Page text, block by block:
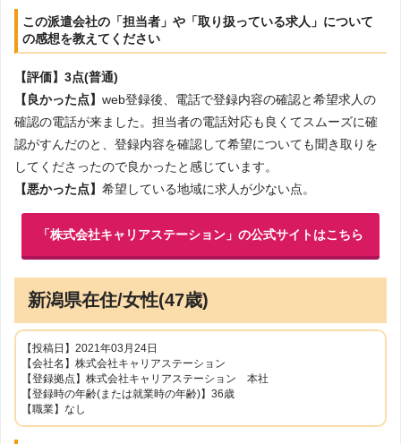
この派遣会社の「担当者」や「取り扱っている求人」について
の感想を教えてください
【評価】3点(普通)
【良かった点】 web登録後、電話で登録内容の確認と希望求人の
確認の電話が来ました。担当者の電話対応も良くてスムーズに確
認がすんだのと、登録内容を確認して希望についても聞き取りを
してくださったので良かったと感じています。
【悪かった点】 希望している地域に求人が少ない点。
「株式会社キャリアステーション」の公式サイトはこちら
新潟県在住/女性(47歳)
【投稿日】2021年03月24日
【会社名】株式会社キャリアステーション
【登録拠点】株式会社キャリアステーション 本社
【登録時の年齢(または就業時の年齢)】36歳
【職業】なし